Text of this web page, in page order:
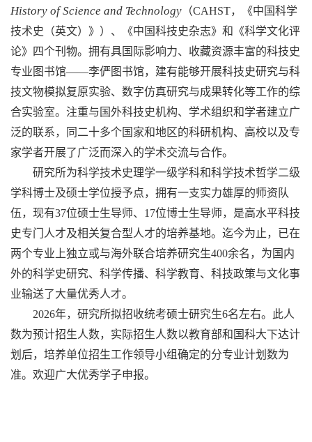
History of Science and Technology （CAHST，《中国科学
技术史（英文）》）、《中国科技史杂志》和《科学文化评
论》四个刊物。拥有具国际影响力、收藏资源丰富的科技史
专业图书馆——李俨图书馆，建有能够开展科技史研究与科
技文物模拟复原实验、数字仿真研究与成果转化等工作的综
合实验室。注重与国外科技史机构、学术组织和学者建立广
泛的联系，同二十多个国家和地区的科研机构、高校以及专
家学者开展了广泛而深入的学术交流与合作。
研究所为科学技术史理学一级学科和科学技术哲学二级
学科博士及硕士学位授予点，拥有一支实力雄厚的师资队
伍，现有37位硕士生导师、 1 7位博士生导师，是高水平科技
史专门人才及相关复合型人才的培养基地。迄今为止，已在
两个专业上独立或与海外联合培养研究生400余名，为国内
外的科学史研究、科学传播、科学教育、科技政策与文化事
业输送了大量优秀人才。
2026年，研究所拟招收统考硕士研究生6名左右。此人
数为预计招生人数，实际招生人数以教育部和国科大下达计
划后，培养单位招生工作领导小组确定的分专业计划数为
准。欢迎广大优秀学子申报。